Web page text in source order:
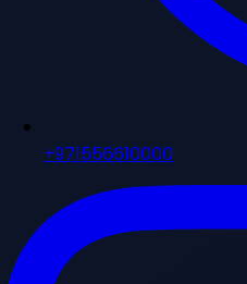
+971556610000